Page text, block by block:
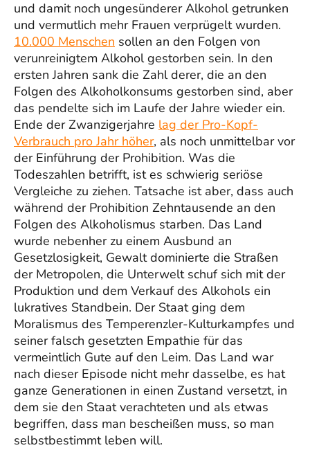
und damit noch ungesünderer Alkohol getrunken
und vermutlich mehr Frauen verprügelt wurden.
10.000 Menschen sollen an den Folgen von
verunreinigtem Alkohol gestorben sein. In den
ersten Jahren sank die Zahl derer, die an den
Folgen des Alkoholkonsums gestorben sind, aber
das pendelte sich im Laufe der Jahre wieder ein.
Ende der Zwanzigerjahre lag der Pro-Kopf-
Verbrauch pro Jahr höher, als noch unmittelbar vor
der Einführung der Prohibition. Was die
Todeszahlen betrifft, ist es schwierig seriöse
Vergleiche zu ziehen. Tatsache ist aber, dass auch
während der Prohibition Zehntausende an den
Folgen des Alkoholismus starben. Das Land
wurde nebenher zu einem Ausbund an
Gesetzlosigkeit, Gewalt dominierte die Straßen
der Metropolen, die Unterwelt schuf sich mit der
Produktion und dem Verkauf des Alkohols ein
lukratives Standbein. Der Staat ging dem
Moralismus des Temperenzler-Kulturkampfes und
seiner falsch gesetzten Empathie für das
vermeintlich Gute auf den Leim. Das Land war
nach dieser Episode nicht mehr dasselbe, es hat
ganze Generationen in einen Zustand versetzt, in
dem sie den Staat verachteten und als etwas
begriffen, dass man bescheißen muss, so man
selbstbestimmt leben will.